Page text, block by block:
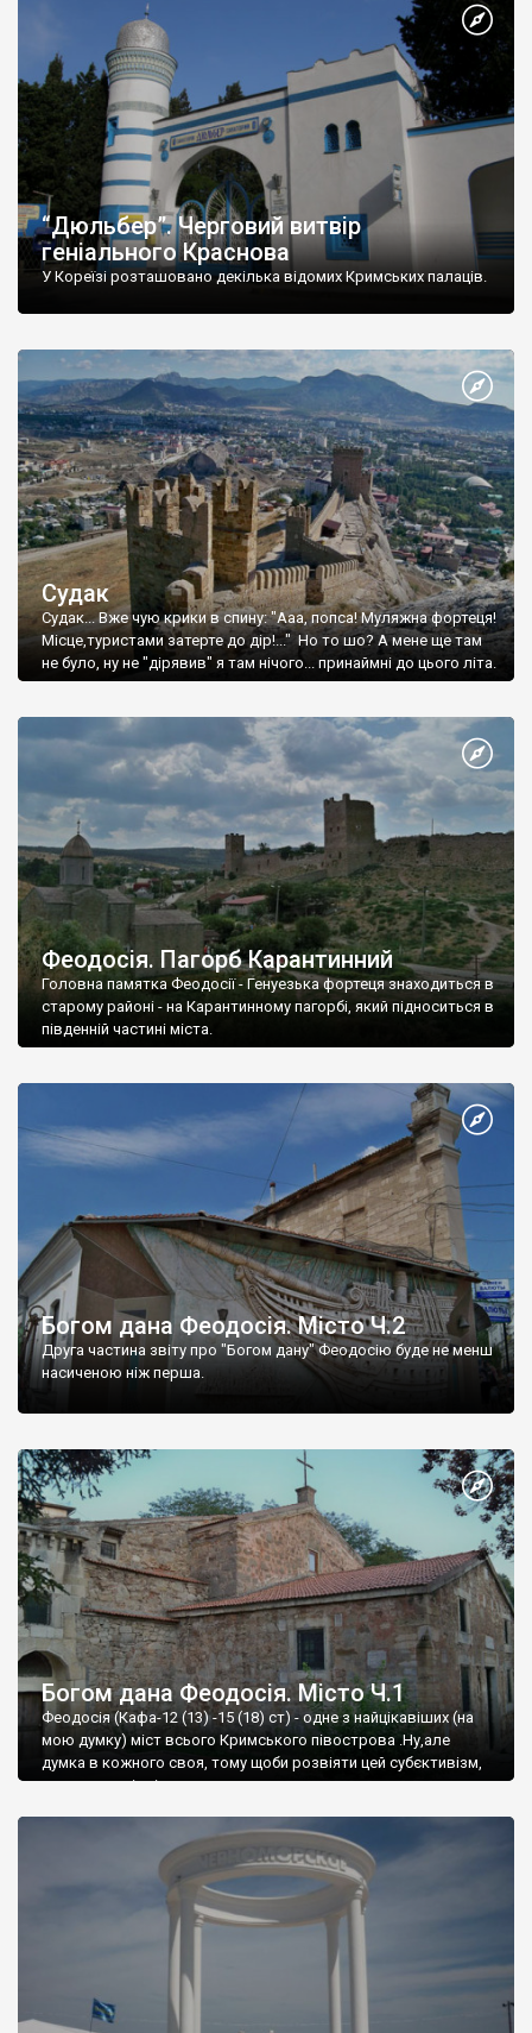
“Дюльбер”. Черговий витвір
геніального Краснова
У Кореїзі розташовано декілька відомих Кримських палаців.
Судак
Судак... Вже чую крики в спину: "Ааа, попса! Муляжна фортеця!
Місце,туристами затерте до дір!..." Но то шо? А мене ще там
не було, ну не "дірявив" я там нічого... принаймні до цього літа.
Феодосія. Пагорб Карантинний
Головна памятка Феодосії - Генуезька фортеця знаходиться в
старому районі - на Карантинному пагорбі, який підноситься в
південній частині міста.
Богом дана Феодосія. Місто Ч.2
Друга частина звіту про "Богом дану" Феодосію буде не менш
насиченою ніж перша.
Богом дана Феодосія. Місто Ч.1
Феодосія (Кафа-12 (13) -15 (18) ст) - одне з найцікавіших (на
мою думку) міст всього Кримського півострова .Ну,але
думка в кожного своя, тому щоби розвіяти цей субєктивізм,
запрошую відвідати це